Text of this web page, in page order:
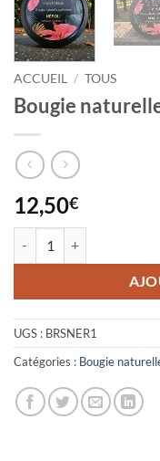
ACCUEIL / TOUS
Bougie
12,50€
UGS : BRSNER1
Catégories : Bougie